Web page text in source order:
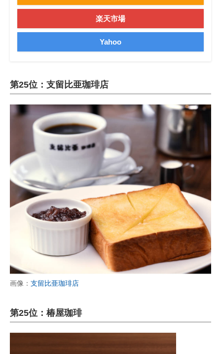
楽天市場
Yahoo
第25位：支留比亜珈琲店
画像： 支留比亜珈琲店
第25位：椿屋珈琲